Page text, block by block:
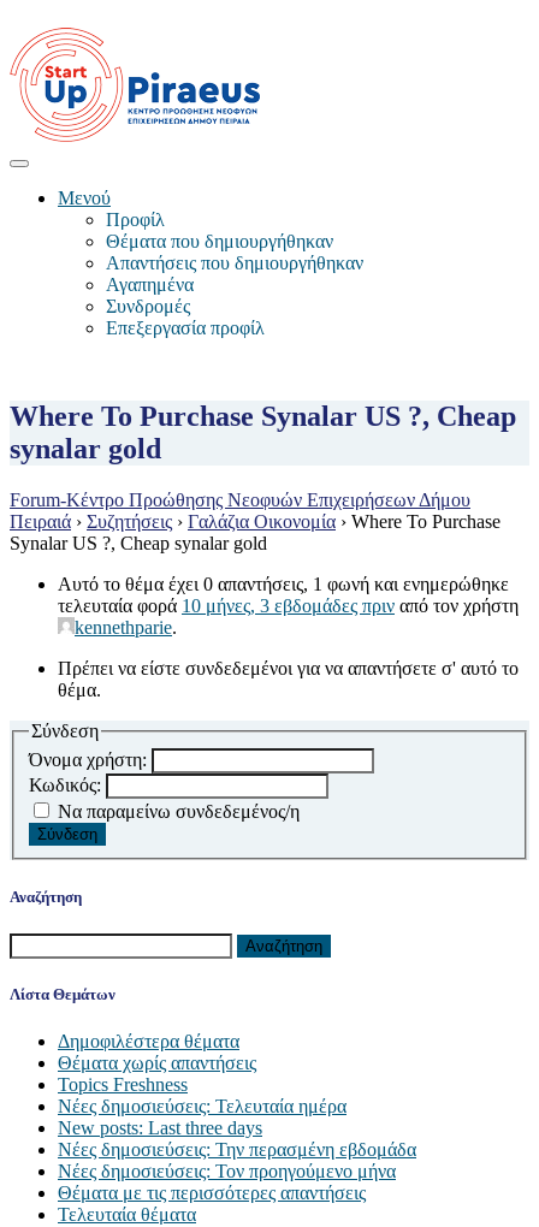
Μενού
Προφίλ
Θέματα που δημιουργήθηκαν
Απαντήσεις που δημιουργήθηκαν
Αγαπημένα
Συνδρομές
Επεξεργασία προφίλ
Where To Purchase Synalar US ?, Cheap
synalar gold
Forum-Κέντρο Προώθησης Νεοφυών Επιχειρήσεων Δήμου
Πειραιά › Συζητήσεις › Γαλάζια Οικονομία › Where To Purchase
Synalar US ?, Cheap synalar gold
Αυτό το θέμα έχει 0 απαντήσεις, 1 φωνή και ενημερώθηκε
τελευταία φορά 10 μήνες, 3 εβδομάδες πριν από τον χρήστη
kennethparie.
Πρέπει να είστε συνδεδεμένοι για να απαντήσετε σ' αυτό το
θέμα.
Σύνδεση
Όνομα χρήστη:
Κωδικός:
Να παραμείνω συνδεδεμένος/η
Σύνδεση
Αναζήτηση
Αναζήτηση
για:
Λίστα Θεμάτων
Δημοφιλέστερα θέματα
Θέματα χωρίς απαντήσεις
Topics Freshness
Νέες δημοσιεύσεις: Τελευταία ημέρα
New posts: Last three days
Νέες δημοσιεύσεις: Την περασμένη εβδομάδα
Νέες δημοσιεύσεις: Τον προηγούμενο μήνα
Θέματα με τις περισσότερες απαντήσεις
Τελευταία θέματα